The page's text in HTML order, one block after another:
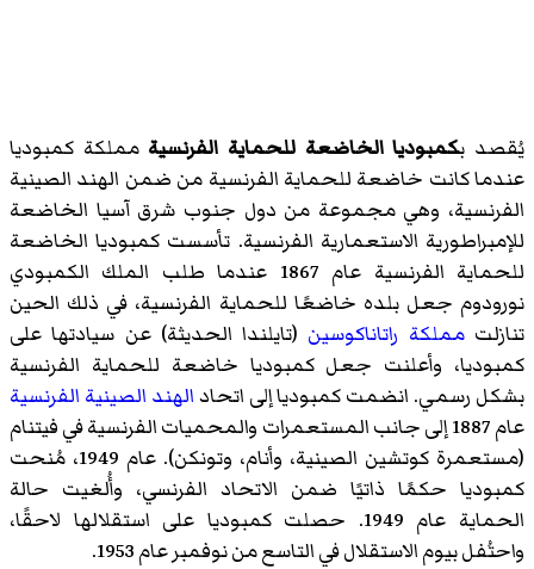
يُقصد بكمبوديا الخاضعة للحماية الفرنسية مملكة كمبوديا
عندما كانت خاضعة للحماية الفرنسية من ضمن الهند الصينية
الفرنسية، وهي مجموعة من دول جنوب شرق آسيا الخاضعة
للإمبراطورية الاستعمارية الفرنسية. تأسست كمبوديا الخاضعة
للحماية الفرنسية عام 1867 عندما طلب الملك الكمبودي
نورودوم جعل بلده خاضعًا للحماية الفرنسية، في ذلك الحين
تنازلتمملكة راتاناكوسين (تايلندا الحديثة) عن سيادتها على
كمبوديا، وأعلنت جعل كمبوديا خاضعة للحماية الفرنسية
بشكل رسمي. انضمت كمبوديا إلى اتحادالهند الصينية الفرنسية
عام 1887 إلى جانب المستعمرات والمحميات الفرنسية في فيتنام
(مستعمرة كوتشين الصينية، وأنام، وتونكن). عام 1949، مُنحت
كمبوديا حكمًا ذاتيًا ضمن الاتحاد الفرنسي، وأُلغيت حالة
الحماية عام 1949. حصلت كمبوديا على استقلالها لاحقًا،
واحتُفل بيوم الاستقلال في التاسع من نوفمبر عام 1953.